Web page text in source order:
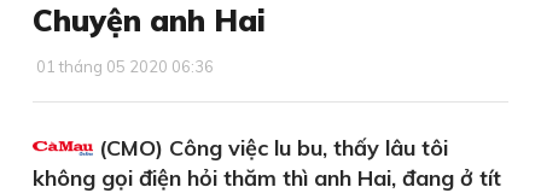
Chuyện anh Hai
01 tháng 05 2020 06:36
(CMO) Công việc lu bu, thấy lâu tôi
không gọi điện hỏi thăm thì anh Hai, đang ở tít